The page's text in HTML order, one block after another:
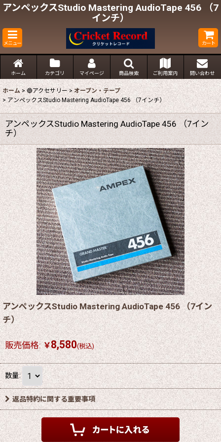
アンペックスStudio Mastering AudioTape 456 （7
インチ）
メニュー カート
ホーム カテゴリ マイページ 商品検索 ご利用案内 問い合わせ
ホーム > 🔵アクセサリー > オープン・テープ
> アンペックスStudio Mastering AudioTape 456 （7インチ）
アンペックスStudio Mastering AudioTape 456 （7イン
チ）
アンペックスStudio Mastering AudioTape 456 （7イン
チ）
販売価格: ￥8,580(税込)
数量:
返品特約に関する重要事項